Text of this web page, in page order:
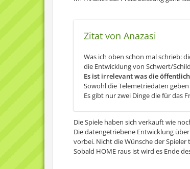
Zitat von Anazasi
Was ich oben schon mal schrieb:
die Entwicklung von Schwert/
Es ist irrelevant was die
Sowohl die Telemetriedaten
Es gibt nur zwei Dinge die für das
Die Spiele haben sich verkauft wie
Die datengetriebene Entwicklung
vorbei. Nicht die Wünsche der
Sobald HOME raus ist wird es Ende